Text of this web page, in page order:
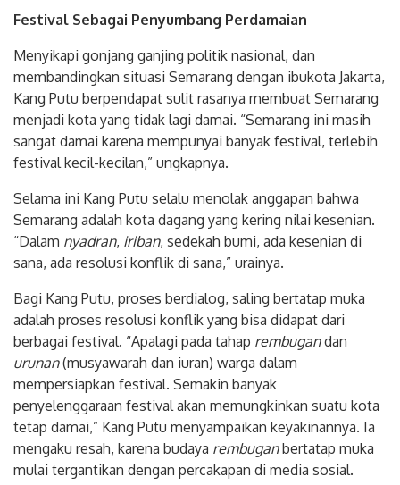
Festival Sebagai Penyumbang Perdamaian
Menyikapi gonjang ganjing politik nasional, dan
membandingkan situasi Semarang dengan ibukota Jakarta,
Kang Putu berpendapat sulit rasanya membuat Semarang
menjadi kota yang tidak lagi damai. “Semarang ini masih
sangat damai karena mempunyai banyak festival, terlebih
festival kecil-kecilan,” ungkapnya.
Selama ini Kang Putu selalu menolak anggapan bahwa
Semarang adalah kota dagang yang kering nilai kesenian.
“Dalam nyadran, iriban, sedekah bumi, ada kesenian di
sana, ada resolusi konflik di sana,” urainya.
Bagi Kang Putu, proses berdialog, saling bertatap muka
adalah proses resolusi konflik yang bisa didapat dari
berbagai festival. “Apalagi pada tahap rembugandan
urunan(musyawarah dan iuran) warga dalam
mempersiapkan festival. Semakin banyak
penyelenggaraan festival akan memungkinkan suatu kota
tetap damai,” Kang Putu menyampaikan keyakinannya. Ia
mengaku resah, karena budaya rembuganbertatap muka
mulai tergantikan dengan percakapan di media sosial.